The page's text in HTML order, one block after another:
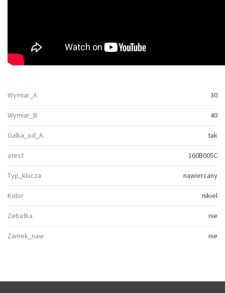
Wymiar_A 30
Wymiar_B 40
Galka_od_A tak
atest 160B005C
Typ_klucza nawiercany
Kolor nikiel
Zebatka nie
Zamek_naw nie